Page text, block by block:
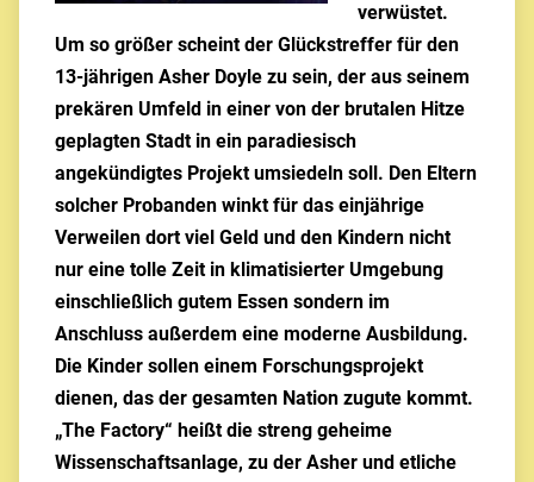
verwüstet.
Um so größer scheint der Glückstreffer für den
13-jährigen Asher Doyle zu sein, der aus seinem
prekären Umfeld in einer von der brutalen Hitze
geplagten Stadt in ein paradiesisch
angekündigtes Projekt umsiedeln soll. Den Eltern
solcher Probanden winkt für das einjährige
Verweilen dort viel Geld und den Kindern nicht
nur eine tolle Zeit in klimatisierter Umgebung
einschließlich gutem Essen sondern im
Anschluss außerdem eine moderne Ausbildung.
Die Kinder sollen einem Forschungsprojekt
dienen, das der gesamten Nation zugute kommt.
„The Factory“ heißt die streng geheime
Wissenschaftsanlage, zu der Asher und etliche